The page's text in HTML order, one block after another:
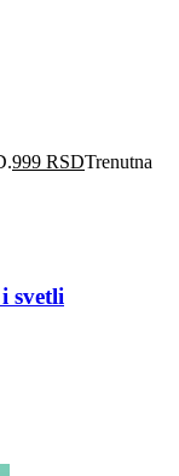
999 RSDTrenutna
svetli